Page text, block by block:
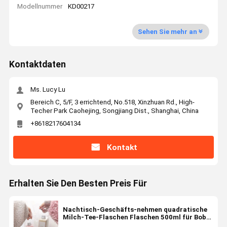
Modellnummer KD00217
Sehen Sie mehr an
Kontaktdaten
Ms. Lucy Lu
Bereich C, 5/F, 3 errichtend, No.518, Xinzhuan Rd., High-
Techer Park Caohejing, Songjiang Dist., Shanghai, China
+8618217604134
Kontakt
Erhalten Sie Den Besten Preis Für
Nachtisch-Geschäfts-nehmen quadratische
Milch-Tee-Flaschen Flaschen 500ml für Boba